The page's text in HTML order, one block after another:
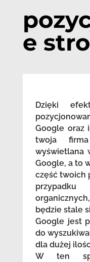
e
Dzięki
Google oraz
twoja
wyświetlana
Google, a to
część twoich
będzie stale
Google jest
do
dla dużej
W ten